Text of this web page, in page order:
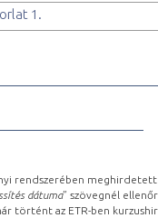
1.
rendszerében
dátuma” szövegnél
történt az ETR-ben